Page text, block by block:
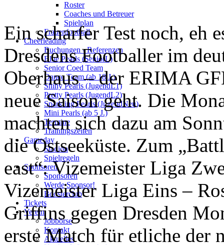
Roster
Coaches und Betreuer
Spielplan
Frauenfootball
Cheerleading
Buchungen - Referenzen
Blue Pearls (SeniorL)
Senior Coed Team
Dance Team (ab 18 J.)
Shiny Pearls (JugendL1)
Pretty Pearls (JugendL2)
Sparkling Pearls (JugendNeu)
Mini Pearls (ab 5 J.)
Termine
Trainingszeiten
Gameday
Stadion
Spielregeln
Sponsoren
Sponsoren
Werde Sponsor!
Boosterclub
Tickets
Verein
Jobbörse
Kontakt
Aktuelles
Ein scharfer Test noch, eh
Dresdens Footballer im
Oberhaus – der ERIMA
neue Saison geht. Die
machten sich dazu am
die Ostseeküste. Zum
east“: Vizemeister Liga
Vizemeister Liga Eins –
Griffins gegen Dresden
erste Match für etliche der